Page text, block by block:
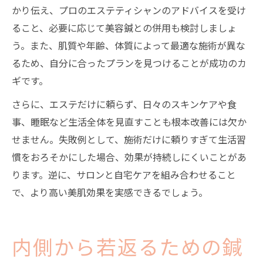
かり伝え、プロのエステティシャンのアドバイスを受け
ること、必要に応じて美容鍼との併用も検討しましょ
う。また、肌質や年齢、体質によって最適な施術が異な
るため、自分に合ったプランを見つけることが成功のカ
ギです。
さらに、エステだけに頼らず、日々のスキンケアや食
事、睡眠など生活全体を見直すことも根本改善には欠か
せません。失敗例として、施術だけに頼りすぎて生活習
慣をおろそかにした場合、効果が持続しにくいことがあ
ります。逆に、サロンと自宅ケアを組み合わせること
で、より高い美肌効果を実感できるでしょう。
内側から若返るための鍼